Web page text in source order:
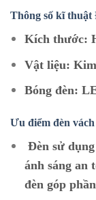
Thông số kĩ thuật
Kích thước:
Vật liệu:
Bóng đèn:
Ưu điểm đèn
Đèn sử
ánh sáng an
đèn góp